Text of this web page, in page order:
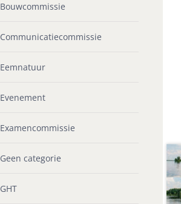
Bouwcommissie
Communicatiecommissie
Eemnatuur
Evenement
Examencommissie
Geen categorie
GHT